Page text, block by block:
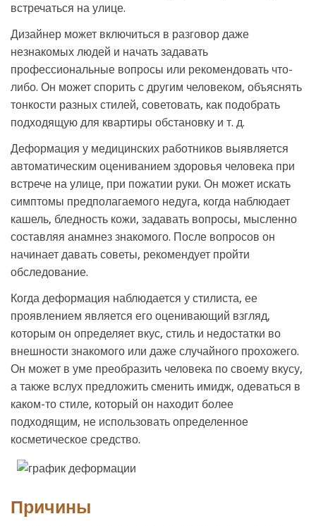
встречаться на улице.
Дизайнер может включиться в разговор даже
незнакомых людей и начать задавать
профессиональные вопросы или рекомендовать что-
либо. Он может спорить с другим человеком, объяснять
тонкости разных стилей, советовать, как подобрать
подходящую для квартиры обстановку и т. д.
Деформация у медицинских работников выявляется
автоматическим оцениванием здоровья человека при
встрече на улице, при пожатии руки. Он может искать
симптомы предполагаемого недуга, когда наблюдает
кашель, бледность кожи, задавать вопросы, мысленно
составляя анамнез знакомого. После вопросов он
начинает давать советы, рекомендует пройти
обследование.
Когда деформация наблюдается у стилиста, ее
проявлением является его оценивающий взгляд,
которым он определяет вкус, стиль и недостатки во
внешности знакомого или даже случайного прохожего.
Он может в уме преобразить человека по своему вкусу,
а также вслух предложить сменить имидж, одеваться в
каком-то стиле, который он находит более
подходящим, не использовать определенное
косметическое средство.
Причины